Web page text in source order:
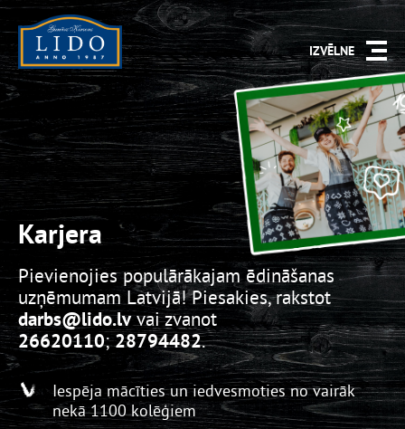
IZVĒLNE
Karjera
Pievienojies populārākajam ēdināšanas
uzņēmumam Latvijā! Piesakies, rakstot
darbs@lido.lvvai zvanot
26620110;28794482.
Iespēja mācīties un iedvesmoties no vairāk
nekā 1100 kolēģiem